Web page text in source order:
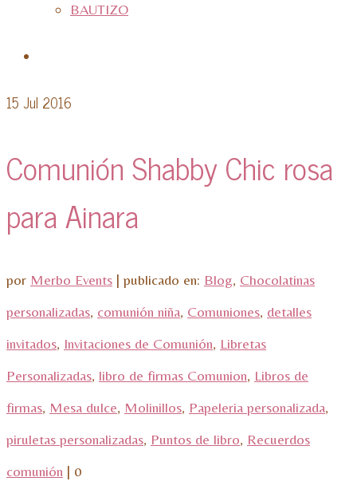
BAUTIZO
15 Jul 2016
Comunión Shabby Chic rosa
para Ainara
por Merbo Events | publicado en: Blog, Chocolatinas
personalizadas, comunión niña, Comuniones, detalles
invitados, Invitaciones de Comunión, Libretas
Personalizadas, libro de firmas Comunion, Libros de
firmas, Mesa dulce, Molinillos, Papeleria personalizada,
piruletas personalizadas, Puntos de libro, Recuerdos
comunión | 0